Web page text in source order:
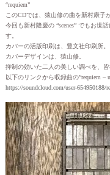
“requiem”
このCDでは、猿山修の曲を新村康子
今回も新村隆慶の “scenes” でもお世
す。
カバーの活版印刷は、豊文社印刷所。
カバーデザインは、猿山修。
抑制の効いた二人の美しい調べを、
以下のリンクから収録曲の”requiem –
https://soundcloud.com/user-654950188/